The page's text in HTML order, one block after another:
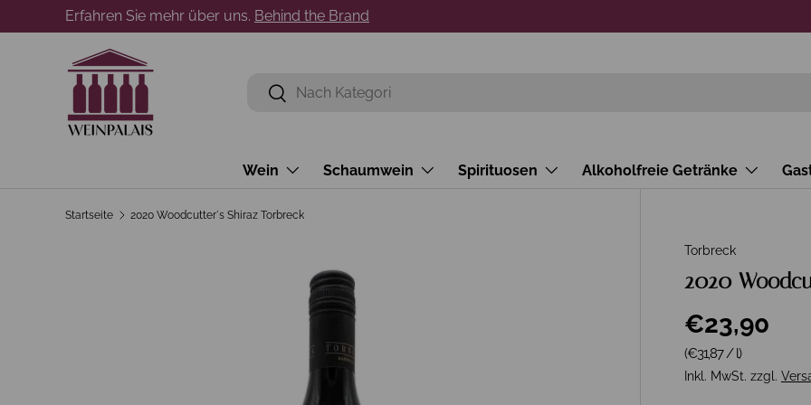
Direkt zum Inhalt
Erfahren Sie mehr über uns. Behind the Brand
Suchen
Suchen
Wein Schaumwein Spirituosen Alkoholfreie Getränke
Startseite 2020 Woodcutter´s Shiraz Torbreck
Torbreck
2020
€23,90
Grundpreis
(€31,87/l)
Inkl. MwSt. zzgl.